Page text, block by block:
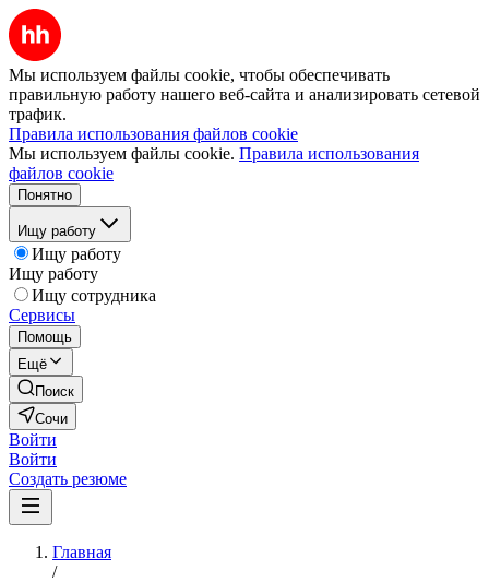
Мы используем файлы cookie, чтобы обеспечивать
правильную работу нашего веб-сайта и анализировать сетевой
трафик.
Правила использования файлов cookie
Мы используем файлы cookie. Правила использования
файлов cookie
Понятно
Ищу работу
Ищу работу
Ищу работу
Ищу сотрудника
Сервисы
Помощь
Ещё
Поиск
Сочи
Войти
Войти
Создать резюме
Главная
/